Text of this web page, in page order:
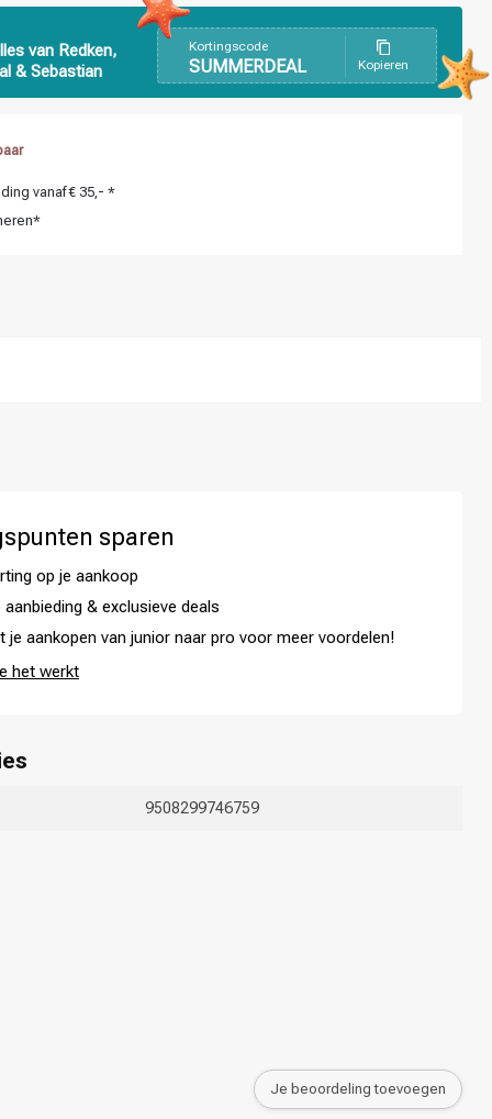
van Redken,
& Sebastian
Kortingscode
SUMMERDEAL Kopieren
vanaf € 35,- *
sparen
op je aankoop
aanbieding & exclusieve deals
je aankopen van junior naar pro voor meer voordelen!
het werkt
9508299746759
Je beoordeling toevoegen